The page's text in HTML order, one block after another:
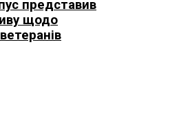
представив
щодо